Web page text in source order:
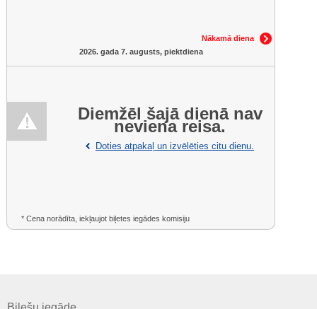
Nākamā diena
2026. gada 7. augusts, piektdiena
Diemžēl šajā dienā nav
neviena reisa.
Doties atpakaļ un izvēlēties citu dienu.
* Cena norādīta, iekļaujot biļetes iegādes komisiju